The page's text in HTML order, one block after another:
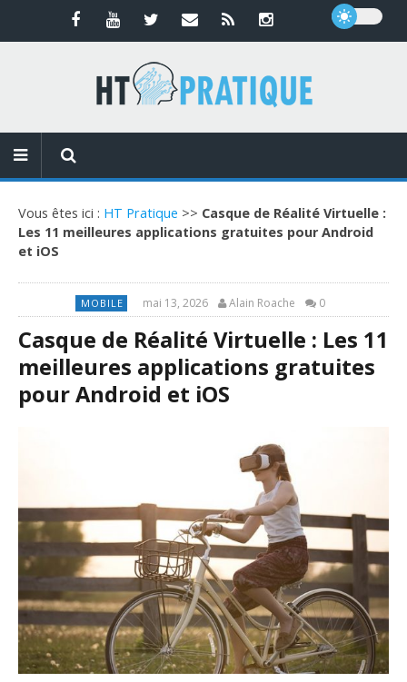
Vous êtes ici : HT Pratique >> Casque de Réalité Virtuelle :
Les 11 meilleures applications gratuites pour Android
et iOS
MOBILE mai 13, 2026 Alain Roache 0
Casque de Réalité Virtuelle : Les 11
meilleures applications gratuites
pour Android et iOS